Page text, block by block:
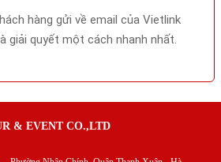
hàng gửi về email của Vietlink
giải quyết một cách nhanh nhất.
EVENT CO.,LTD